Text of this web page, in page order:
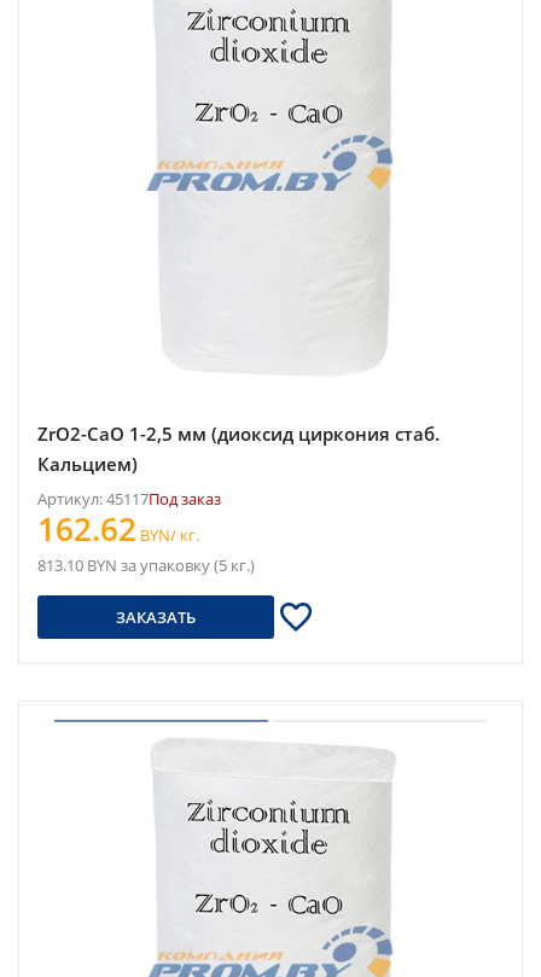
ZrO2-CaO 1-2,5 мм (диоксид циркония стаб.
Кальцием)
Артикул: 45117Под заказ
162.62 BYN/ кг.
813.10 BYN за упаковку (5 кг.)
ЗАКАЗАТЬ